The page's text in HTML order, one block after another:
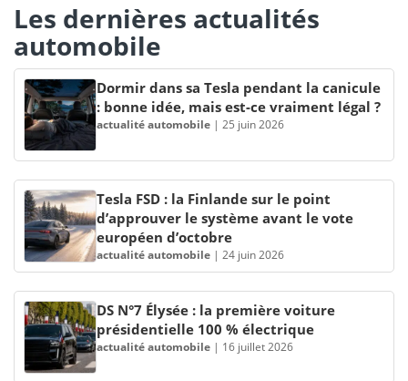
Les dernières actualités
automobile
Dormir dans sa Tesla pendant la canicule
: bonne idée, mais est-ce vraiment légal ?
actualité automobile | 25 juin 2026
Tesla FSD : la Finlande sur le point
d’approuver le système avant le vote
européen d’octobre
actualité automobile | 24 juin 2026
DS N°7 Élysée : la première voiture
présidentielle 100 % électrique
actualité automobile | 16 juillet 2026